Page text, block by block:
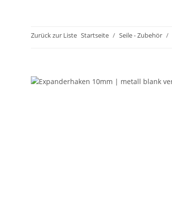
Zurück zur Liste Startseite Seile - Zubehör